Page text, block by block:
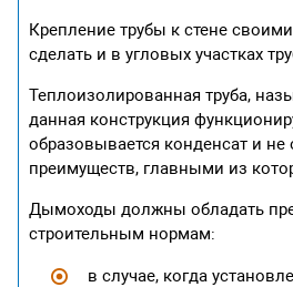
Крепление трубы к стене
сделать и в угловых участках
Теплоизолированная труба,
данная конструкция
образовывается конденсат и
преимуществ, главными из
Дымоходы должны обладать
строительным нормам:
в случае, когда